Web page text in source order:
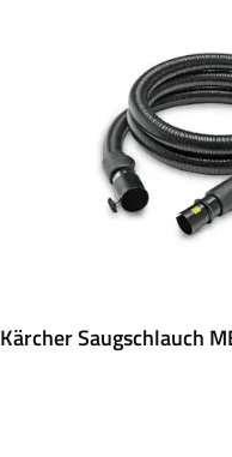
Kärcher Saugschlauch